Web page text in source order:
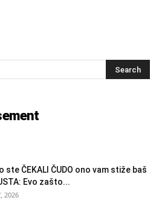
ste ČEKALI ČUDO ono vam stiže baš
Evo zašto...
2026